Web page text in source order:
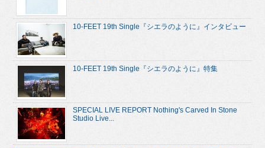
10-FEET 19th Single『シエラのように』インタビュー
10-FEET 19th Single『シエラのように』特集
SPECIAL LIVE REPORT Nothing's Carved In Stone
Studio Live...